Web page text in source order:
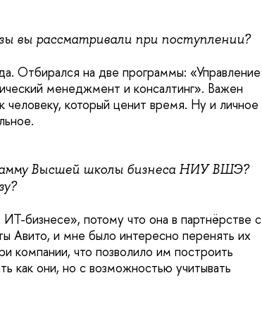
вы рассматривали при поступлении?
Отбирался на две программы: «Управление
менеджмент и консалтинг». Важен
человеку, который ценит время. Ну и личное
Высшей школы бизнеса НИУ ВШЭ?
бизнесе», потому что она в партнёрстве с
Авито, и мне было интересно перенять их
компании, что позволило им построить
как они, но с возможностью учитывать